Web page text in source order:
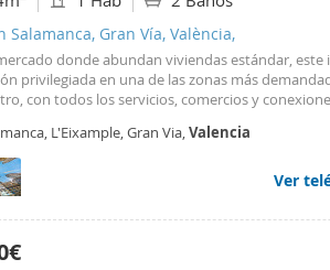
Salamanca, Gran Vía, València,
donde abundan viviendas estándar,
privilegiada en una de las zonas más
con todos los servicios, comercios y
tradicionales. NO SE ADMITEN
L'Eixample, Gran Via,Valencia
Ver